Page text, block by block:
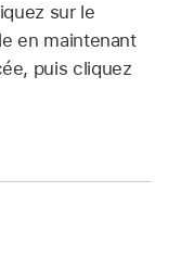
sur le
en maintenant
puis cliquez